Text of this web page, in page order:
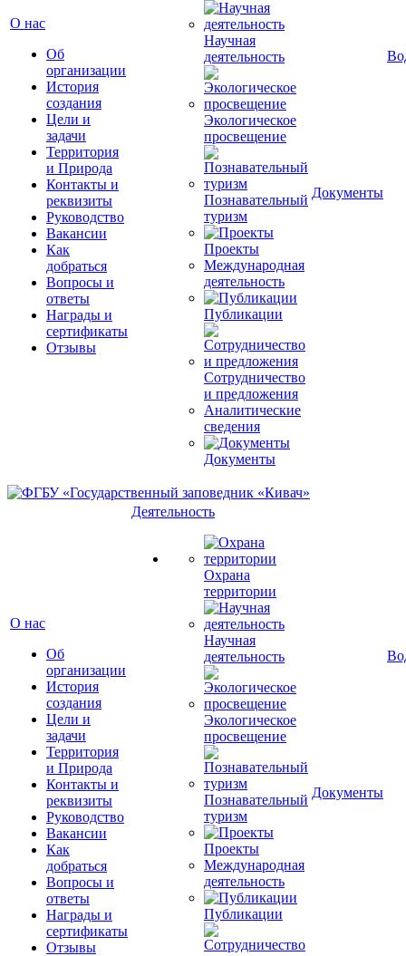
О нас
Об
организации
История
создания
Цели и
задачи
Территория
и Природа
Контакты и
реквизиты
Руководство
Вакансии
Как
добраться
Вопросы и
ответы
Награды и
сертификаты
Отзывы
Научная
деятельность
Экологическое
просвещение
Познавательный
туризм
Проекты
Международная
деятельность
Публикации
Сотрудничество
и предложения
Аналитические
сведения
Документы
Документы
О нас
Об
организации
История
создания
Цели и
задачи
Территория
и Природа
Контакты и
реквизиты
Руководство
Вакансии
Как
добраться
Вопросы и
ответы
Награды и
сертификаты
Отзывы
Деятельность
Охрана
территории
Научная
деятельность
Экологическое
просвещение
Познавательный
туризм
Проекты
Международная
деятельность
Публикации
Документы